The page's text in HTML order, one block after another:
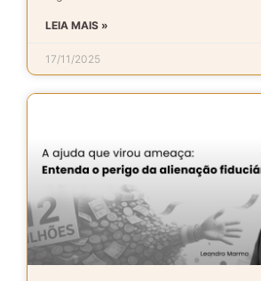
LEIA MAIS »
17/11/2025